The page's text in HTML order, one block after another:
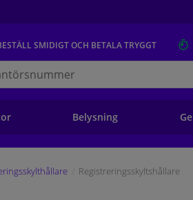
SMIDIGT OCH BETALA TRYGGT
Belysning
Registreringsskyltshållare